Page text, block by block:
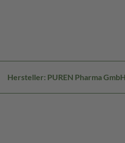
Hersteller: PUREN Pharma